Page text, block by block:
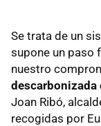
Se trata de un
supone un paso
nuestro
descarbonizada
Joan Ribó,
recogidas por